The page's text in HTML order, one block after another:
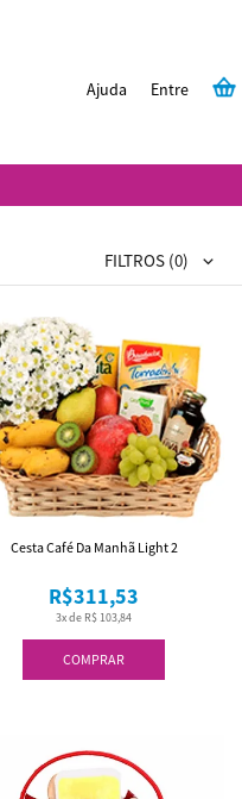
Entre
Ajuda
FILTROS (0)
COMPRAR
3x de R$ 103,84
R$311,53
Cesta Café Da Manhã Light 2